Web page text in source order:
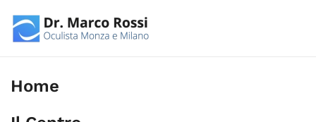
Skip to main content
Home